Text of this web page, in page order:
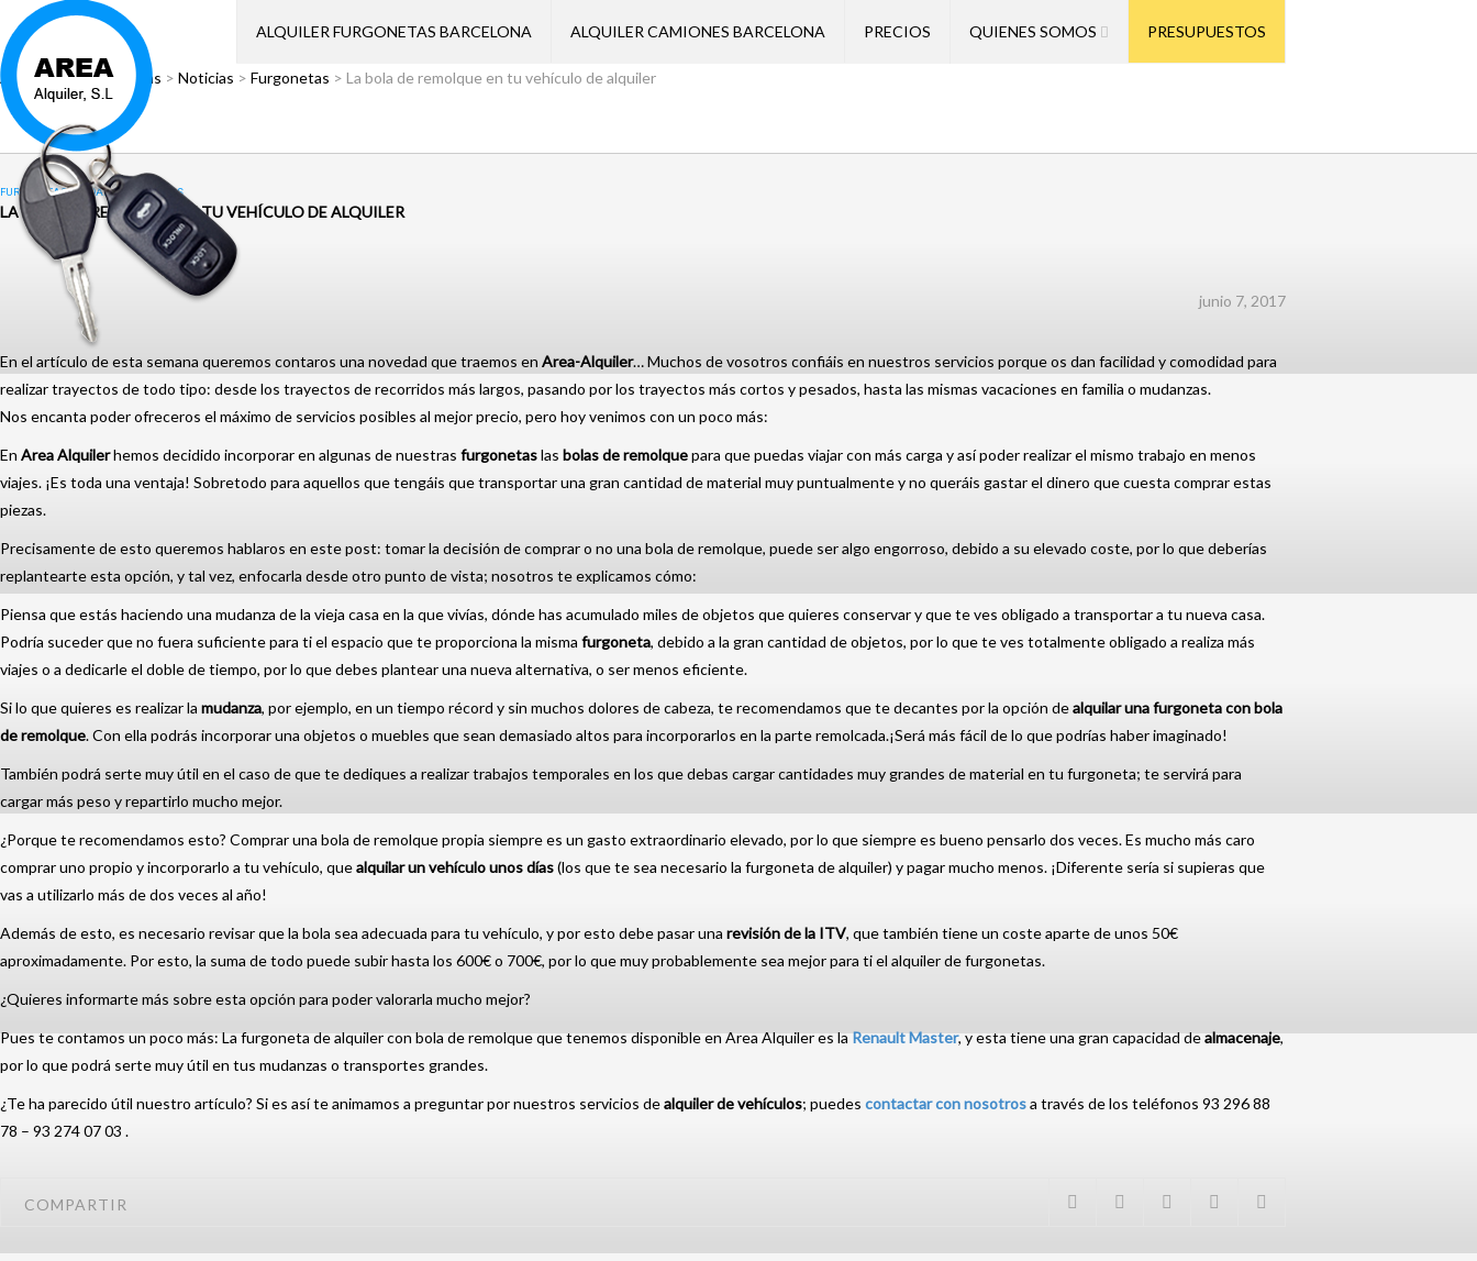
ALQUILER FURGONETAS BARCELONA ALQUILER CAMIONES BARCELONA PRECIOS QUIENES SOMOS PRESUPUESTOS
Área Alquiler>Noticias > Noticias > Furgonetas > La bola de remolque en tu vehículo de alquiler
FURGONETAS,MUDANZAS NOTICIAS
LA BOLA DE REMOLQUE EN TU VEHÍCULO DE ALQUILER
junio 7, 2017
En el artículo de esta semana queremos contaros una novedad que traemos en Area-Alquiler… Muchos de vosotros confiáis en nuestros servicios porque os dan facilidad y comodidad para
realizar trayectos de todo tipo: desde los trayectos de recorridos más largos, pasando por los trayectos más cortos y pesados, hasta las mismas vacaciones en familia o mudanzas.
Nos encanta poder ofreceros el máximo de servicios posibles al mejor precio, pero hoy venimos con un poco más:
En Area Alquilerhemos decidido incorporar en algunas de nuestras furgonetaslas bolas de remolquepara que puedas viajar con más carga y así poder realizar el mismo trabajo en menos
viajes. ¡Es toda una ventaja! Sobretodo para aquellos que tengáis que transportar una gran cantidad de material muy puntualmente y no queráis gastar el dinero que cuesta comprar estas
piezas.
Precisamente de esto queremos hablaros en este post: tomar la decisión de comprar o no una bola de remolque, puede ser algo engorroso, debido a su elevado coste, por lo que deberías
replantearte esta opción, y tal vez, enfocarla desde otro punto de vista; nosotros te explicamos cómo:
Piensa que estás haciendo una mudanza de la vieja casa en la que vivías, dónde has acumulado miles de objetos que quieres conservar y que te ves obligado a transportar a tu nueva casa.
Podría suceder que no fuera suficiente para ti el espacio que te proporciona la misma furgoneta, debido a la gran cantidad de objetos, por lo que te ves totalmente obligado a realiza más
viajes o a dedicarle el doble de tiempo, por lo que debes plantear una nueva alternativa, o ser menos eficiente.
Si lo que quieres es realizar la mudanza, por ejemplo, en un tiempo récord y sin muchos dolores de cabeza, te recomendamos que te decantes por la opción dealquilar una furgoneta con bola
de remolque. Con ella podrás incorporar una objetos o muebles que sean demasiado altos para incorporarlos en la parte remolcada.¡Será más fácil de lo que podrías haber imaginado!
También podrá serte muy útil en el caso de que te dediques a realizar trabajos temporales en los que debas cargar cantidades muy grandes de material en tu furgoneta; te servirá para
cargar más peso y repartirlo mucho mejor.
¿Porque te recomendamos esto? Comprar una bola de remolque propia siempre es un gasto extraordinario elevado, por lo que siempre es bueno pensarlo dos veces. Es mucho más caro
comprar uno propio y incorporarlo a tu vehículo, quealquilar un vehículo unos días(los que te sea necesario la furgoneta de alquiler) y pagar mucho menos. ¡Diferente sería si supieras que
vas a utilizarlo más de dos veces al año!
Además de esto, es necesario revisar que la bola sea adecuada para tu vehículo, y por esto debe pasar una revisión de la ITV, que también tiene un coste aparte de unos 50€
aproximadamente. Por esto, la suma de todo puede subir hasta los 600€ o 700€, por lo que muy probablemente sea mejor para ti el alquiler de furgonetas.
¿Quieres informarte más sobre esta opción para poder valorarla mucho mejor?
Pues te contamos un poco más: La furgoneta de alquiler con bola de remolque que tenemos disponible en Area Alquiler es laRenault Master, y esta tiene una gran capacidad dealmacenaje,
por lo que podrá serte muy útil en tus mudanzas o transportes grandes.
¿Te ha parecido útil nuestro artículo? Si es así te animamos a preguntar por nuestros servicios dealquiler de vehículos; puedes contactar con nosotrosa través de los teléfonos 93 296 88
78 – 93 274 07 03 .
COMPARTIR